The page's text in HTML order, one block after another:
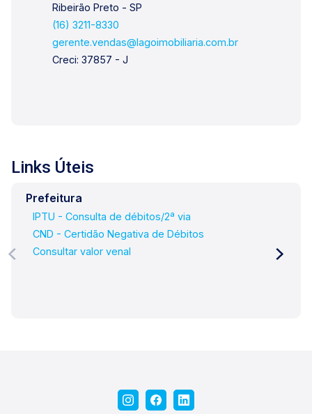
Ribeirão Preto - SP
(16) 3211-8330
gerente.vendas@lagoimobiliaria.com.br
Creci: 37857 - J
Links Úteis
Prefeitura
IPTU - Consulta de débitos/2ª via
CND - Certidão Negativa de Débitos
Consultar valor venal